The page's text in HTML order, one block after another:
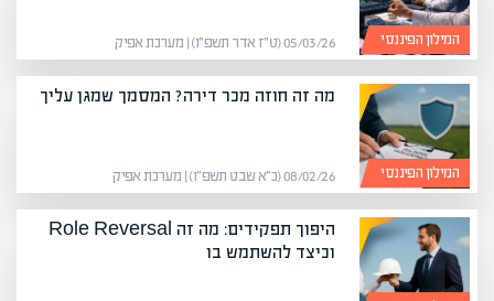
המילון הפיננסי 05/03/26 (ט״ז אדר תשפ״ו) | מערכת אפיק
המילון הפיננסי
מה זה חוזה מכר דירה? המסמך שמגן עליך
08/02/26 (כ״א שבט תשפ״ו) | מערכת אפיק
היפוך תפקידים: מה זה Role Reversal
וכיצד להשתמש בו